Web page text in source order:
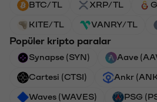
BTC/TL XRP/TL
KITE/TL VANRY/TL
Popüler kripto paralar
Synapse (SYN) Aave
Cartesi (CTSI) Ankr
Waves (WAVES) PSG